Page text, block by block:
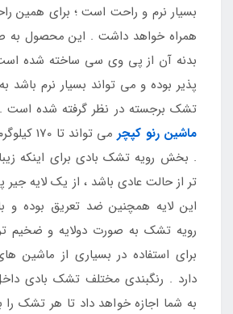
بسیار نرم و راحت است ؛ برای همین
همراه خواهد داشت . این محصول به
بدنه آن از پی وی سی ساخته شده
پذیر بوده و می تواند بسیار نرم
تشک برجسته در نظر گرفته شده است .
ماشین رنو کپچر
می تواند
. بخش رویه تشک بادی برای اینکه
تر از حالت عادی باشد ، از یک لایه
این لایه همچنین ضد تعریق بوده
رویه تشک به صورت دولایه و ضخیم
برای استفاده در بسیاری از ماشین
دارد . رنگبندی مختلف تشک بادی
به شما اجازه خواهد داد تا هر تشک